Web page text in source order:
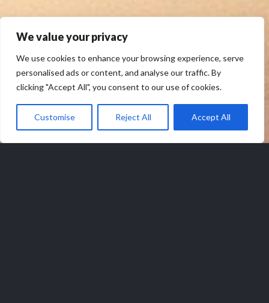
We value your privacy
We use cookies to enhance your browsing experience, serve
personalised ads or content, and analyse our traffic. By
clicking "Accept All", you consent to our use of cookies.
Customise Reject All Accept All